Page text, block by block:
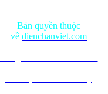
Bản quyền thuộc
về dienchanviet.com